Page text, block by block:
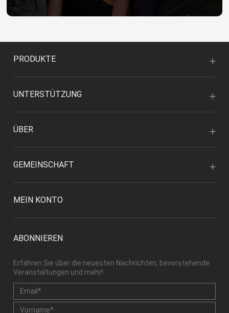
PRODUKTE
UNTERSTÜTZUNG
ÜBER
GEMEINSCHAFT
MEIN KONTO
ABONNIEREN
Erfahren Sie über die neuesten Nachrichten, bevorstehende
Veranstaltungen und mehr!